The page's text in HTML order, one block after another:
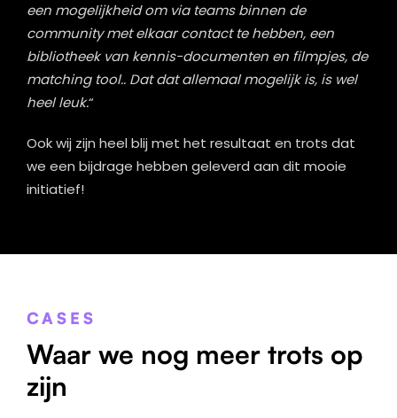
een mogelijkheid om via teams binnen de
community met elkaar contact te hebben, een
bibliotheek van kennis-documenten en filmpjes, de
matching tool.. Dat dat allemaal mogelijk is, is wel
heel leuk.“
Ook wij zijn heel blij met het resultaat en trots dat
we een bijdrage hebben geleverd aan dit mooie
initiatief!
CASES
Waar we nog meer trots op
zijn